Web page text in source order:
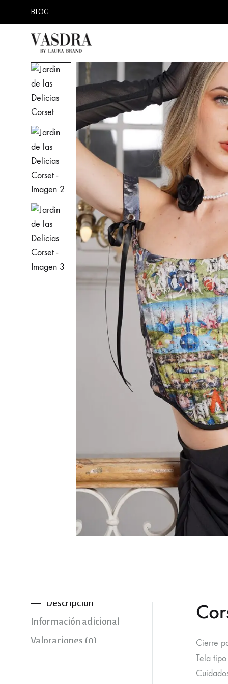
BLOG
Corset
Vasdra
Corset
Descripción
Información adicional
Valoraciones (0)
Cierre
Tela